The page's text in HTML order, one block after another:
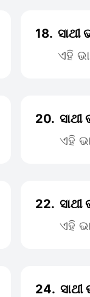
18. ସାଥୀ
ଏହି
20. ସାଥୀ
ଏହି
22. ସାଥୀ
ଏହି
24. ସାଥୀ